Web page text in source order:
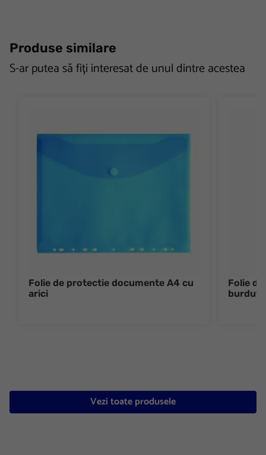
Produse similare
S-ar putea să fiți interesat de unul dintre acestea
Folie de protectie documente A4 cu
arici
Folie
burduf
Vezi toate produsele